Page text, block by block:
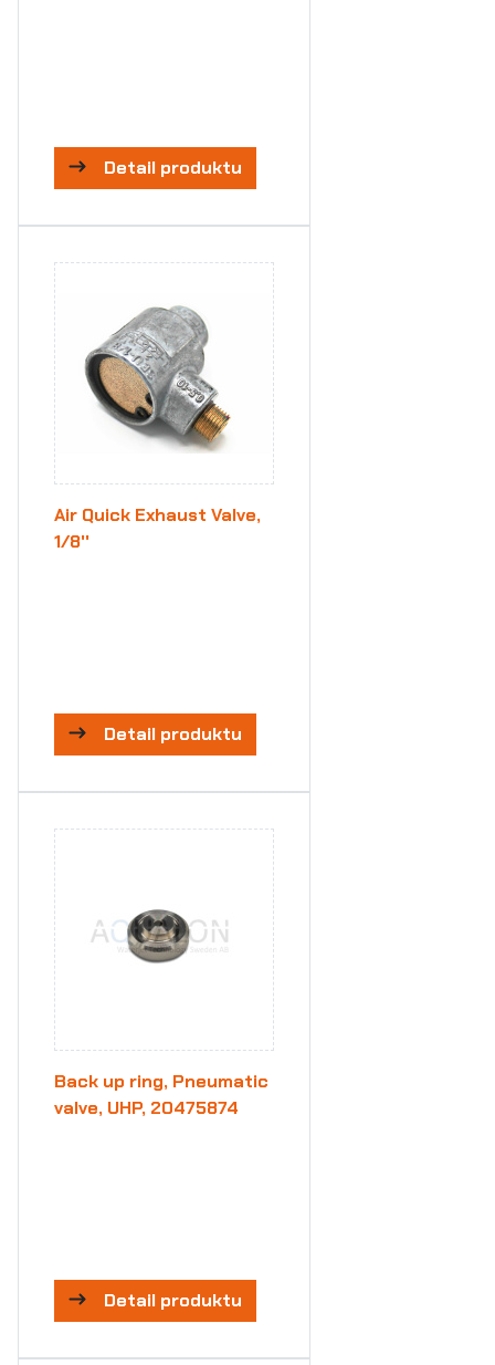
Detail produktu
Air Quick Exhaust Valve,
1/8''
Detail produktu
Back up ring, Pneumatic
valve, UHP, 20475874
Detail produktu